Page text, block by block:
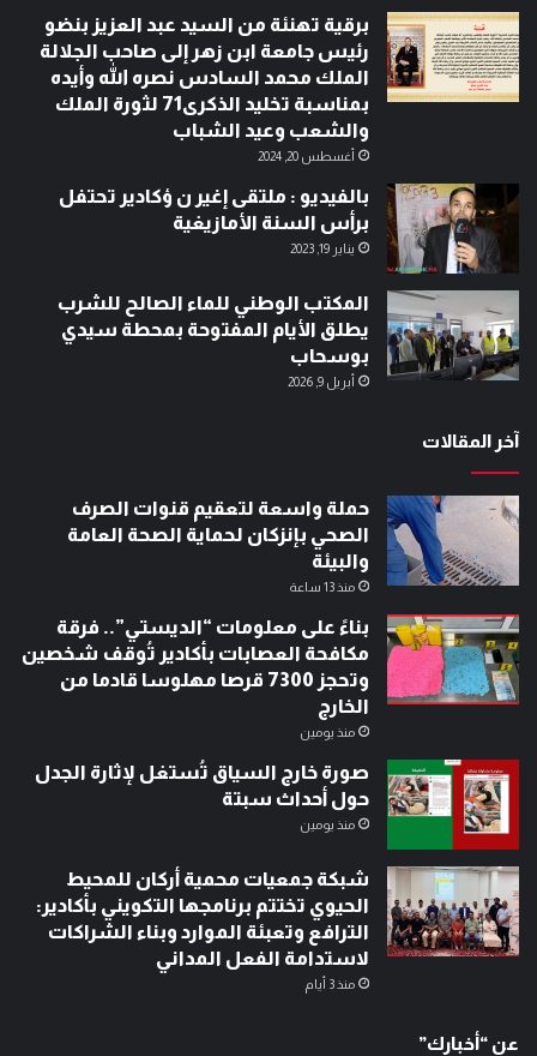
برقية تهنئة من السيد عبد العزيز بنضو
رئيس جامعة ابن زهر إلى صاحب الجلالة
الملك محمد السادس نصره الله وأيده
بمناسبة تخليد الذكرى71 لثورة الملك
والشعب وعيد الشباب
أغسطس 20, 2024
بالفيديو : ملتقى إغير ن ؤكادير تحتفل
برأس السنة الأمازيغية
يناير 19, 2023
المكتب الوطني للماء الصالح للشرب
يطلق الأيام المفتوحة بمحطة سيدي
بوسحاب
أبريل 9, 2026
آخر المقالات
حملة واسعة لتعقيم قنوات الصرف
الصحي بإنزكان لحماية الصحة العامة
والبيئة
منذ 13 ساعة
بناءً على معلومات “الديستي”.. فرقة
مكافحة العصابات بأكادير تُوقف شخصين
وتحجز 7300 قرصا مهلوسا قادما من
الخارج
منذ يومين
صورة خارج السياق تُستغل لإثارة الجدل
حول أحداث سبتة
منذ يومين
شبكة جمعيات محمية أركان للمحيط
الحيوي تختتم برنامجها التكويني بأكادير:
الترافع وتعبئة الموارد وبناء الشراكات
لاستدامة الفعل المداني
منذ 3 أيام
عن “أخبارك”